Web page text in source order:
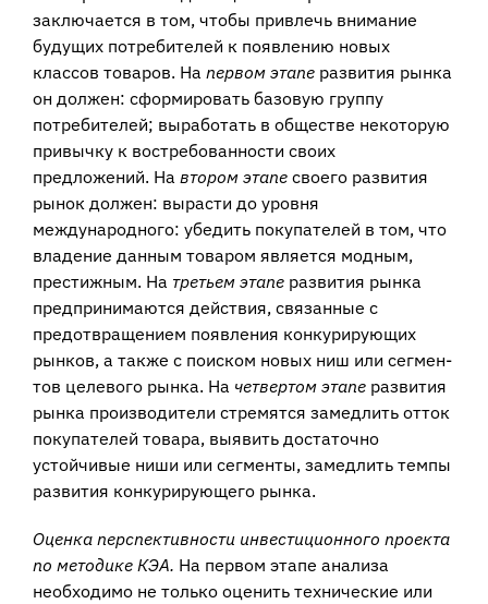
заключается в том, чтобы привлечь внимание
будущих потребителей к по­явлению новых
классов товаров. На первом этапе развития рынка
он должен: сформировать базовую группу
потребителей; выработать в обществе некоторую
привычку к востребованности своих
предложений. На втором этапе своего раз­вития
рынок должен: вырасти до уровня
международного: убедить покупателей в том, что
владение данным товаром является модным,
престижным. На третьем этапе развития рынка
предпринимаются действия, связанные с
предотвращени­ем появления конкурирующих
рынков, а также с поиском новых ниш или сегмен­
тов целевого рынка. На четвертом этапе развития
рынка производители стре­мятся замедлить отток
покупателей товара, выявить достаточно
устойчивые ниши или сегменты, замедлить темпы
развития конкурирующего рынка.
Оценка перспективности инвестиционного проекта
по методике КЭА. На пер­вом этапе анализа
необходимо не только оценить технические или